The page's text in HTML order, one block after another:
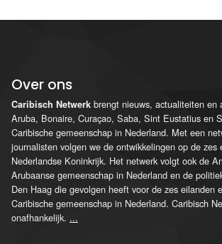
Over ons
Caribisch Netwerk brengt nieuws, actualiteiten en
Aruba, Bonaire, Curaçao, Saba, Sint Eustatius en
Caribische gemeenschap in Nederland. Met een
journalisten volgen we de ontwikkelingen op de zes
Nederlandse Koninkrijk. Het netwerk volgt ook de
Arubaanse gemeenschap in Nederland en de
Den Haag die gevolgen heeft voor de zes eilanden
Caribische gemeenschap in Nederland. Caribisch
onafhankelijk. ...